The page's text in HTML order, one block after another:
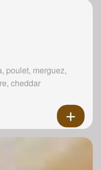
poulet, merguez,
cheddar